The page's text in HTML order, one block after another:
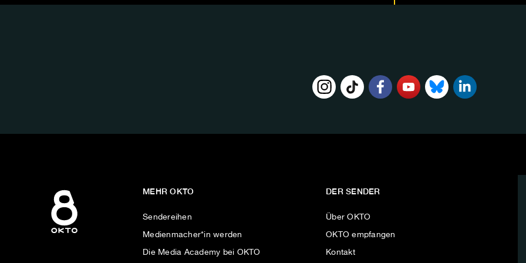
MEHR OKTO
Sendereihen
Medienmacher*in werden
Die Media Academy bei OKTO
DER SENDER
Über OKTO
OKTO empfangen
Kontakt